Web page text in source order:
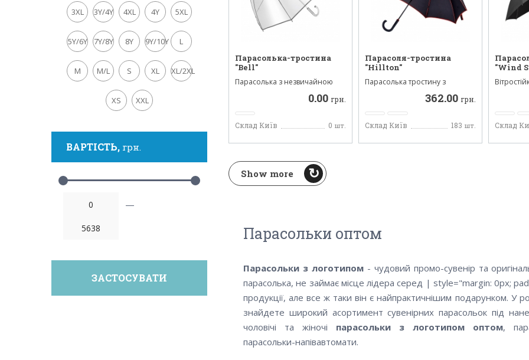
Парасолька-тростина
"Bell"
Парасолька з незвичайною
формою, купол виготовлени...
0.00 грн.
Склад Київ 0 шт.
Парасоля-тростина
"Hillton"
Парасолька тростину з
кольоровими елементами на
362.00 грн.
Склад Київ 183 шт.
"Wind
Склад
Show more
Парасольки оптом
Парасольки з логотипом- чудовий промо-сувенір та
парасолька, не займає місце лідера серед | style="margin: 0px;
продукції, але все ж таки він є найпрактичнішим подарунком. У
знайдете широкий асортимент сувенірних парасольок під
чоловічі та жіночі парасольки з логотипом оптом,
парасольки-напівавтомати.
3XL 3Y/4Y 4XL 4Y 5XL
5Y/6Y 7Y/8Y 8Y 9Y/10Y L
M M/L S XL XL/2XL
XS XXL
ВАРТІСТЬ, грн.
—